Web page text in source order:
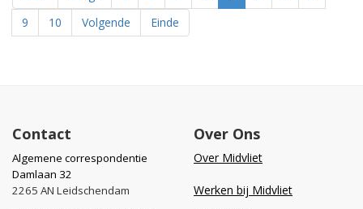
9
10 Volgende Einde
Contact
Algemene correspondentie
Damlaan 32
2265 AN Leidschendam
Over Ons
Over Midvliet
Werken bij Midvliet